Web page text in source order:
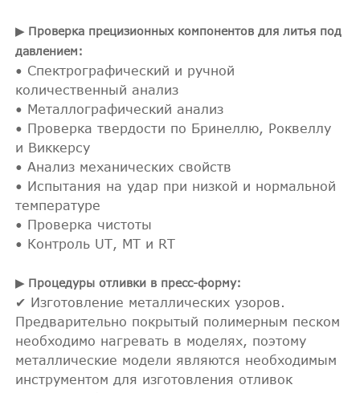
▶ Проверка прецизионных компонентов для литья под
давлением:
• Спектрографический и ручной
количественный анализ
• Металлографический анализ
• Проверка твердости по Бринеллю, Роквеллу
и Виккерсу
• Анализ механических свойств
• Испытания на удар при низкой и нормальной
температуре
• Проверка чистоты
• Контроль UT, MT и RT
▶ Процедуры отливки в пресс-форму:
✔ Изготовление металлических узоров.
Предварительно покрытый полимерным песком
необходимо нагревать в моделях, поэтому
металлические модели являются необходимым
инструментом для изготовления отливок